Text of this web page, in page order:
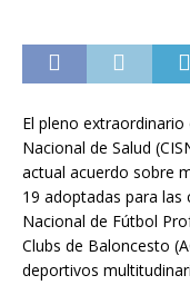
El pleno
Nacional de Salud
actual acuerdo sobre
19 adoptadas para
Nacional de Fútbol
Clubs de Baloncesto
deportivos